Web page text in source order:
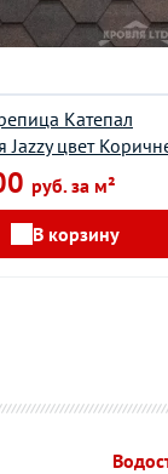
Катепал
Jazzy цвет
руб. за м²
В корзину